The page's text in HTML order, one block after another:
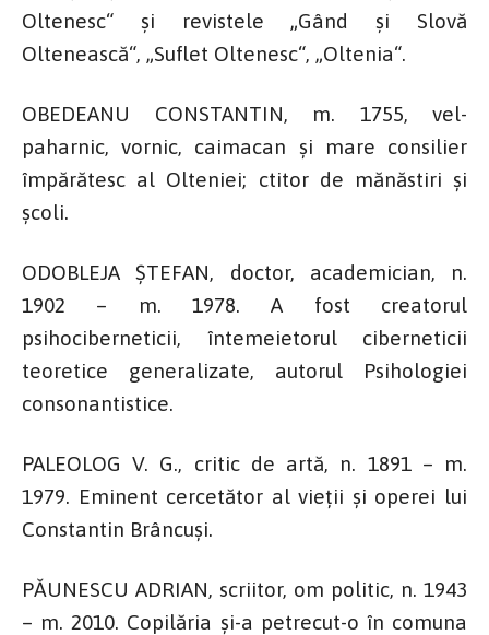
Oltenesc“ și revistele „Gând și Slovă
Oltenească“, „Suflet Oltenesc“, „Oltenia“.
OBEDEANU CONSTANTIN, m. 1755, vel-
paharnic, vornic, caimacan și mare consilier
împărătesc al Olteniei; ctitor de mănăstiri și
școli.
ODOBLEJA ȘTEFAN, doctor, academician, n.
1902 – m. 1978. A fost creatorul
psihociberneticii, întemeietorul ciberneticii
teoretice generalizate, autorul Psihologiei
consonantistice.
PALEOLOG V. G., critic de artă, n. 1891 – m.
1979. Eminent cercetător al vieții și operei lui
Constantin Brâncuși.
PĂUNESCU ADRIAN, scriitor, om politic, n. 1943
– m. 2010. Copilăria și-a petrecut-o în comuna